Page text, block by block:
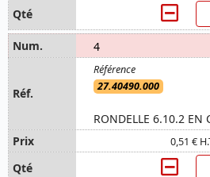
4
27.40490.000
RONDELLE 6.10.2 EN
0,51 €